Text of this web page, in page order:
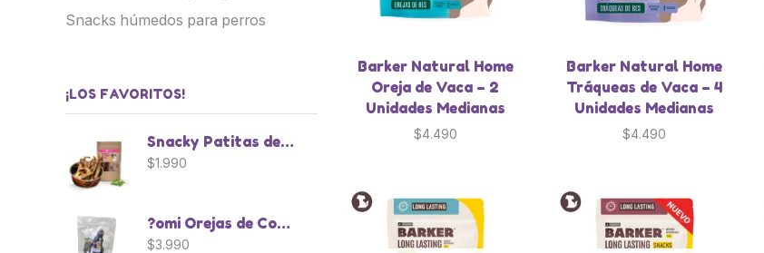
Barker Natural Home
Oreja de Vaca – 2
Unidades Medianas
$4.490
Barker Natural Home
Tráqueas de Vaca – 4
Unidades Medianas
$4.490
Snacks húmedos para perros
¡LOS FAVORITOS!
Snacky Patitas de Pollo - 3 Unidades
$1.990
?omi Orejas de Conejo - 6 Unidades
$3.990